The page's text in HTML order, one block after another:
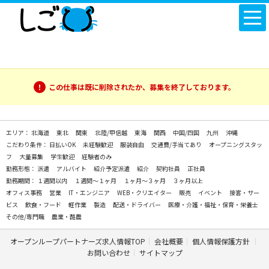
この仕事は既に削除されたか、募集を終了しております。
エリア： 北海道 東北 関東 北陸/甲信越 東海 関西 中国/四国 九州
沖縄
こだわり条件： 日払いOK 未経験歓迎 服装自由 交通費/手当てあり
オープニングスタッ
フ
大量募集 学生歓迎
経験者のみ
勤務形態： 派遣 アルバイト 紹介予定派遣 紹介 契約社員
正社員
勤務期間： １週間以内 １週間～１ヶ月 １ヶ月～３ヶ月
３ヶ月以上
オフィス事務
営業 IT・エンジニア WEB・クリエイター 販売 イベント
接客・サー
ビス
飲食・フード 軽作業 製造 配送・ドライバー
医療・介護・福祉・保育・栄養士
その他/専門職
農業・酪農
オープンループパートナーズ求人情報TOP 会社概要
個人情報保護方針
お問い合わせ
サイトマップ